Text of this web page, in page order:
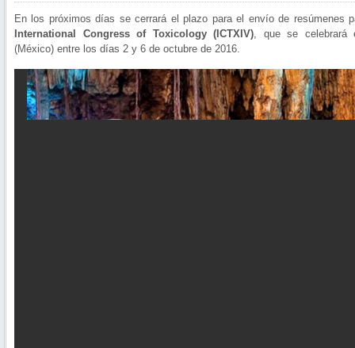
En los próximos días se cerrará el plazo para el envío de resúmenes
International Congress of Toxicology (ICTXIV) , que se celebrará
(México) entre los días 2 y 6 de octubre de 2016.